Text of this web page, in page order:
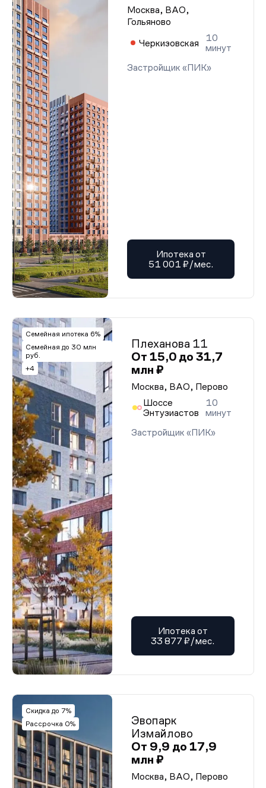
Москва, ВАО,
Гольяново
Черкизовская
10
минут
Застройщик «ПИК»
Ипотека от
51 001 ₽/мес.
Семейная ипотека 6%
Семейная до 30 млн
руб.
+4
Плеханова 11
От 15,0 до 31,7
млн ₽
Москва, ВАО, Перово
Шоссе
Энтузиастов
10
минут
Застройщик «ПИК»
Ипотека от
33 877 ₽/мес.
Скидка до 7%
Рассрочка 0%
Эвопарк
Измайлово
От 9,9 до 17,9
млн ₽
Москва, ВАО, Перово